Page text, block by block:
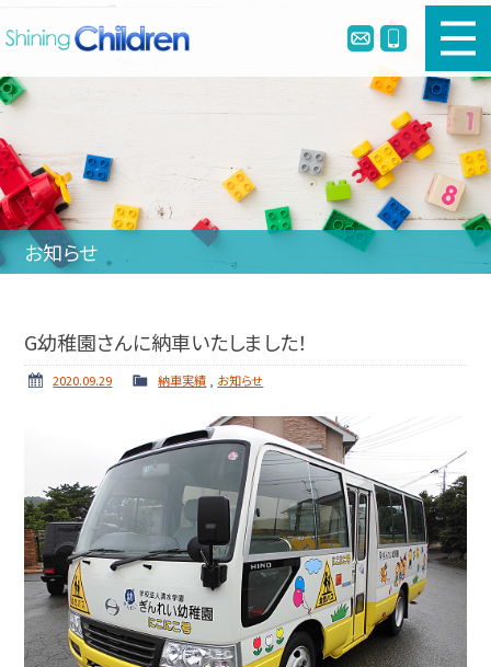
新車幼児バスのご購入
中古幼児バスのご購入
幼児バスとは
リメイク・定員変更・簡易シートベルト
ホーム ニュース
お問い合わせ
個人情報保護方針
お知らせ
G幼稚園さんに納車いたしました！
2020.09.29 納車実績 お知らせ